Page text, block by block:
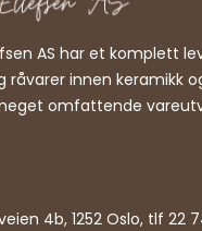
AS har et komplett
råvarer innen keramikk
omfattende
4b, 1252 Oslo, tlf 22